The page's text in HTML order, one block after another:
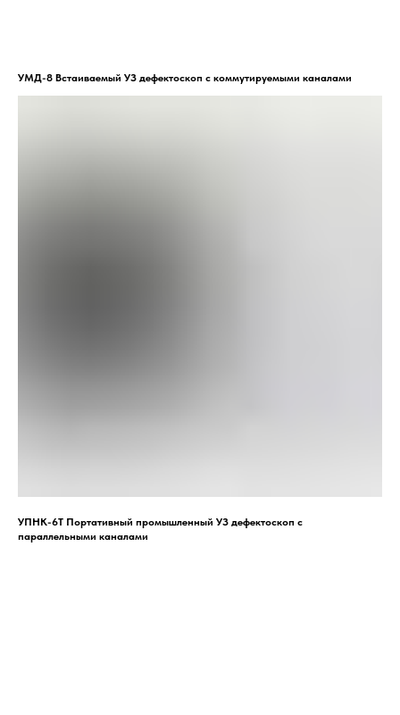
УМД-8 Встаиваемый УЗ дефектоскоп с коммутируемыми каналами
УПНК-6Т Портативный промышленный УЗ дефектоскоп с
параллельными каналами